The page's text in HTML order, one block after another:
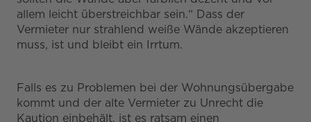
allem leicht überstreichbar sein.“ Dass der
Vermieter nur strahlend weiße Wände akzeptieren
muss, ist und bleibt ein Irrtum.
Falls es zu Problemen bei der Wohnungsübergabe
kommt und der alte Vermieter zu Unrecht die
Kaution einbehält, ist es ratsam einen